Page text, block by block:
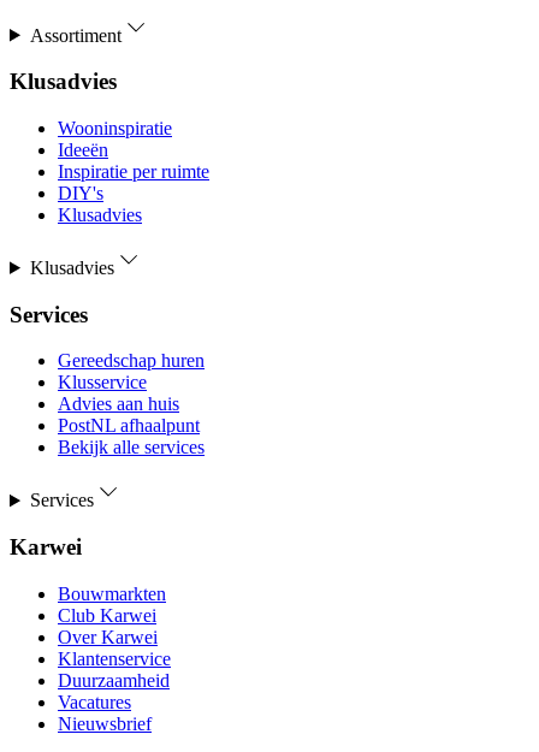
Assortiment
Klusadvies
Wooninspiratie
Ideeën
Inspiratie per ruimte
DIY's
Klusadvies
Klusadvies
Services
Gereedschap huren
Klusservice
Advies aan huis
PostNL afhaalpunt
Bekijk alle services
Services
Karwei
Bouwmarkten
Club Karwei
Over Karwei
Klantenservice
Duurzaamheid
Vacatures
Nieuwsbrief